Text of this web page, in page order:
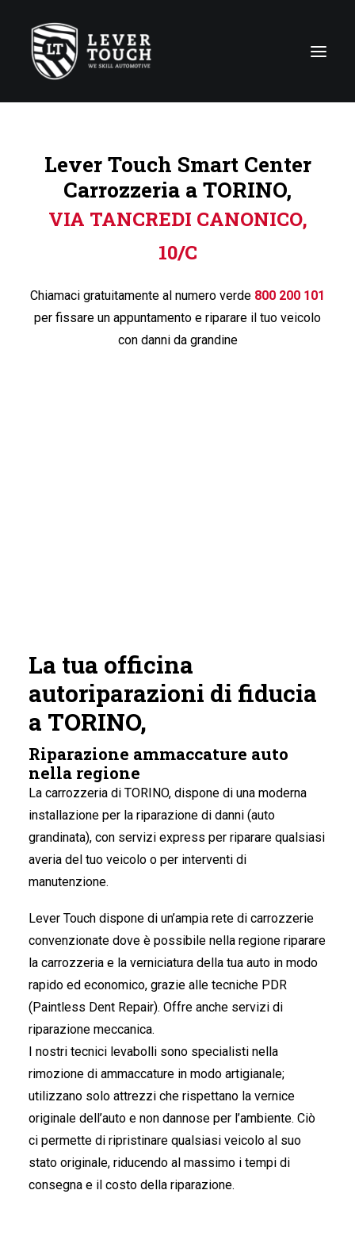
Linee di servizio
Carrozzerie
Chi siamo
Lever Touch Smart Center
Carrozzeria a TORINO,
VIA TANCREDI CANONICO,
10/C
Chiamaci gratuitamente al numero verde 800 200 101
per fissare un appuntamento e riparare il tuo veicolo
con danni da grandine
La tua officina
autoriparazioni di fiducia
a TORINO,
Riparazione ammaccature auto
nella regione
La carrozzeria di TORINO, dispone di una moderna
installazione per la riparazione di danni (auto
grandinata), con servizi express per riparare qualsiasi
averia del tuo veicolo o per interventi di
manutenzione.
Lever Touch dispone di un’ampia rete di carrozzerie
convenzionate dove è possibile nella regione riparare
la carrozzeria e la verniciatura della tua auto in modo
rapido ed economico, grazie alle tecniche PDR
(Paintless Dent Repair). Offre anche servizi di
riparazione meccanica.
I nostri tecnici levabolli sono specialisti nella
rimozione di ammaccature in modo artigianale;
utilizzano solo attrezzi che rispettano la vernice
originale dell’auto e non dannose per l’ambiente. Ciò
ci permette di ripristinare qualsiasi veicolo al suo
stato originale, riducendo al massimo i tempi di
consegna e il costo della riparazione.